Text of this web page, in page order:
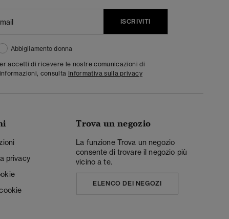
ISCRIVITI
Abbigliamento donna
accetti di ricevere le nostre comunicazioni di
consulta Informativa sulla privacy
privacy
Trova un negozio
La funzione Trova un negozio
consente di trovare il negozio più
vicino a te.
ELENCO DEI NEGOZI